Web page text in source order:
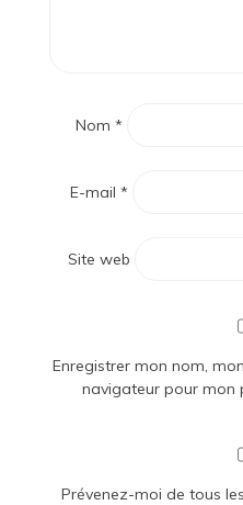
Nom *
E-mail *
Site web
Enregistrer mon nom,
navigateur pour mon
Prévenez-moi de tous